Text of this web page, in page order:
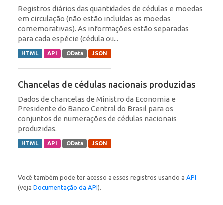
Registros diários das quantidades de cédulas e moedas
em circulação (não estão incluídas as moedas
comemorativas). As informações estão separadas
para cada espécie (cédula ou...
HTML API OData JSON
Chancelas de cédulas nacionais produzidas
Dados de chancelas de Ministro da Economia e
Presidente do Banco Central do Brasil para os
conjuntos de numerações de cédulas nacionais
produzidas.
HTML API OData JSON
Você também pode ter acesso a esses registros usando a API
(veja Documentação da API).